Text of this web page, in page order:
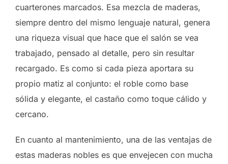
cuarterones marcados. Esa mezcla de maderas,
siempre dentro del mismo lenguaje natural, genera
una riqueza visual que hace que el salón se vea
trabajado, pensado al detalle, pero sin resultar
recargado. Es como si cada pieza aportara su
propio matiz al conjunto: el roble como base
sólida y elegante, el castaño como toque cálido y
cercano.
En cuanto al mantenimiento, una de las ventajas de
estas maderas nobles es que envejecen con mucha